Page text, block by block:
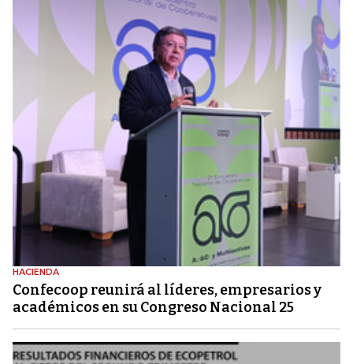
HACIENDA
Confecoop reunirá al líderes, empresarios y
académicos en su Congreso Nacional 25